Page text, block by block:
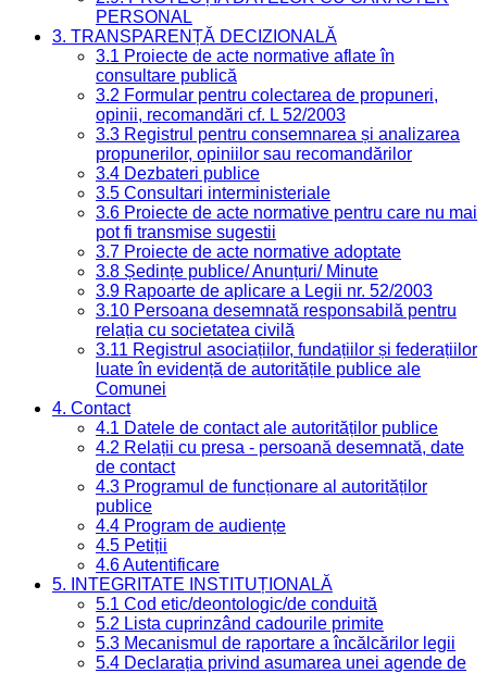
PERSONAL
3. TRANSPARENȚĂ DECIZIONALĂ
3.1 Proiecte de acte normative aflate în
consultare publică
3.2 Formular pentru colectarea de propuneri,
opinii, recomandări cf. L 52/2003
3.3 Registrul pentru consemnarea și analizarea
propunerilor, opiniilor sau recomandărilor
3.4 Dezbateri publice
3.5 Consultari interministeriale
3.6 Proiecte de acte normative pentru care nu mai
pot fi transmise sugestii
3.7 Proiecte de acte normative adoptate
3.8 Ședințe publice/ Anunțuri/ Minute
3.9 Rapoarte de aplicare a Legii nr. 52/2003
3.10 Persoana desemnată responsabilă pentru
relația cu societatea civilă
3.11 Registrul asociațiilor, fundațiilor și federațiilor
luate în evidență de autoritățile publice ale
Comunei
4. Contact
4.1 Datele de contact ale autorităților publice
4.2 Relații cu presa - persoană desemnată, date
de contact
4.3 Programul de funcționare al autorităților
publice
4.4 Program de audiențe
4.5 Petiții
4.6 Autentificare
5. INTEGRITATE INSTITUȚIONALĂ
5.1 Cod etic/deontologic/de conduită
5.2 Lista cuprinzând cadourile primite
5.3 Mecanismul de raportare a încălcărilor legii
5.4 Declarația privind asumarea unei agende de